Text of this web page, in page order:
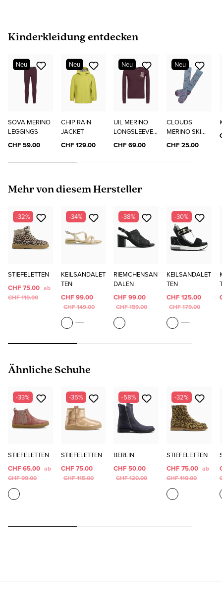
Produktgalerie überspringen
Kinderkleidung entdecken
Neu
SOVA MERINO
LEGGINGS
CHF 59.00
Neu
CHIP RAIN
JACKET
CHF 129.00
Neu
UIL MERINO
LONGSLEEVE
"ELO"
CHF 69.00
Neu
CLOUDS
MERINO SKI
SOCKS
CHF 25.00
Produktgalerie überspringen
Mehr von diesem Hersteller
-32%
STIEFELETTEN
CHF 75.00 ab
CHF 110.00
-34%
KEILSANDALET
TEN
CHF 99.00
CHF 149.00
-38%
RIEMCHENSAN
DALEN
CHF 99.00
CHF 159.00
-30%
KEILSANDALET
TEN
CHF 125.00
CHF 179.00
Produktgalerie überspringen
Ähnliche Schuhe
-33%
STIEFELETTEN
CHF 65.00 ab
CHF 99.00
-35%
STIEFELETTEN
CHF 75.00
CHF 115.00
-58%
BERLIN
CHF 50.00
CHF 120.00
-32%
STIEFELETTEN
CHF 75.00 ab
CHF 110.00